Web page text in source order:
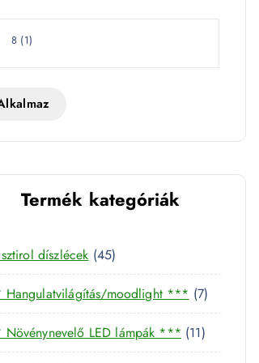
mennyiség
W
t
8 (1)
Termék kategóriák
díszlécek 454
5
t
e
r
moodlight *** 77
t
e
r
LED lámpák *** 111
1